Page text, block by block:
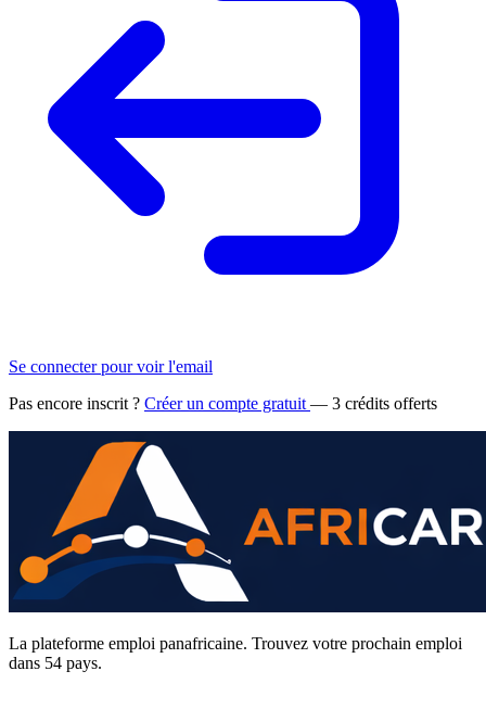
Se connecter pour voir l'email
Pas encore inscrit ? Créer un compte gratuit — 3 crédits offerts
La plateforme emploi panafricaine. Trouvez votre prochain emploi
dans 54 pays.